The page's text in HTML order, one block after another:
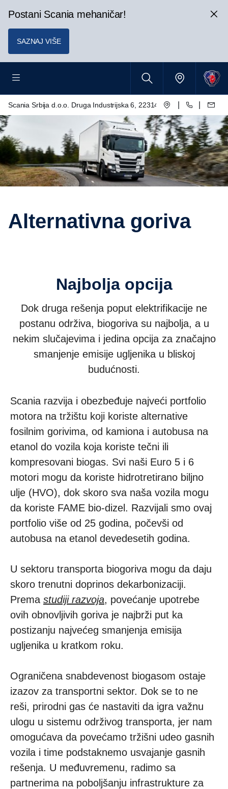
Postani Scania mehaničar!
SAZNAJ VIŠE
Scania Srbija d.o.o. Druga Industrijska 6, 22314 Krnješevci
Alternativna goriva
Najbolja opcija
Dok druga rešenja poput elektrifikacije ne
postanu održiva, biogoriva su najbolja, a u
nekim slučajevima i jedina opcija za značajno
smanjenje emisije ugljenika u bliskoj
budućnosti.
Scania razvija i obezbeđuje najveći portfolio
motora na tržištu koji koriste alternative
fosilnim gorivima, od kamiona i autobusa na
etanol do vozila koja koriste tečni ili
kompresovani biogas. Svi naši Euro 5 i 6
motori mogu da koriste hidrotretirano biljno
ulje (HVO), dok skoro sva naša vozila mogu
da koriste FAME bio-dizel. Razvijali smo ovaj
portfolio više od 25 godina, počevši od
autobusa na etanol devedesetih godina.
U sektoru transporta biogoriva mogu da daju
skoro trenutni doprinos dekarbonizaciji.
Prema studiji razvoja, povećanje upotrebe
ovih obnovljivih goriva je najbrži put ka
postizanju najvećeg smanjenja emisija
ugljenika u kratkom roku.
Ograničena snabdevenost biogasom ostaje
izazov za transportni sektor. Dok se to ne
reši, prirodni gas će nastaviti da igra važnu
ulogu u sistemu održivog transporta, jer nam
omogućava da povećamo tržišni udeo gasnih
vozila i time podstaknemo usvajanje gasnih
rešenja. U međuvremenu, radimo sa
partnerima na poboljšanju infrastrukture za